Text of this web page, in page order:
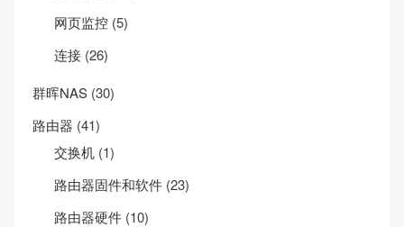
网页监控 (5)
连接 (26)
群晖NAS (30)
路由器 (41)
交换机 (1)
路由器固件和软件 (23)
路由器硬件 (10)